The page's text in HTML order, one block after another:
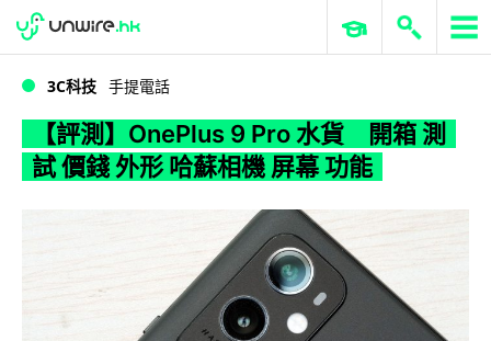
WWDC 2026 ERP 與商業 AI
3C科技 手提電話
【評測】OnePlus 9 Pro 水貨 開箱 測
試 價錢 外形 哈蘇相機 屏幕 功能